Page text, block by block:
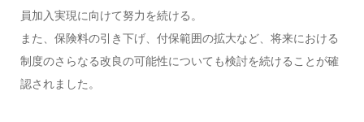
員加入実現に向けて努力を続ける。
また、保険料の引き下げ、付保範囲の拡大など、将来における
制度のさらなる改良の可能性についても検討を続けることが確
認されました。